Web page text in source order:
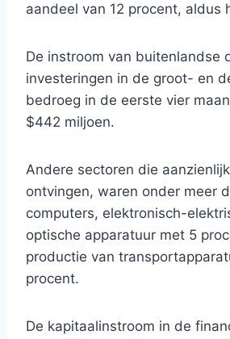
aandeel van 12 procent, aldus
De instroom van buitenlandse
investeringen in de groot- en
bedroeg in de eerste vier
$442 miljoen.
Andere sectoren die
ontvingen, waren onder meer
computers, elektronisch-
optische apparatuur met 5
productie van
procent.
De kapitaalinstroom in de